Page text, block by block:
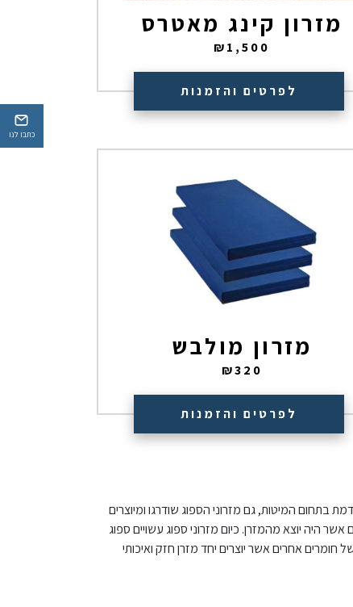
כתבו לנו
מזרון קינג מאטרס
₪1,500
לפרטים והזמנות
מזרון מולבש
₪320
לפרטים והזמנות
בתחום המיטות, גם מזרוני הספוג שודרגו ומיוצרים
היה יוצא מהמזרן. כיום מזרוני ספוג עשויים ספוג
אחרים אשר יוצרים יחד מזרן חזק ואיכותי